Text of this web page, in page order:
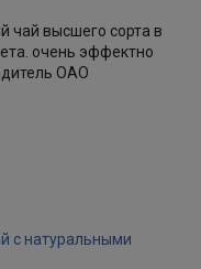
чай высшего сорта в
очень эффектно
ОАО